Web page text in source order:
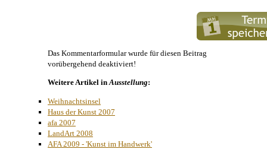
Das Kommentarformular wurde für diesen Beitrag
vorübergehend deaktiviert!
Weitere Artikel inAusstellung:
Weihnachtsinsel
Haus der Kunst 2007
afa 2007
LandArt 2008
AFA 2009 - 'Kunst im Handwerk'